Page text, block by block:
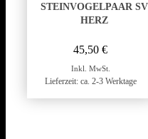
STEINVOGELPAAR SV
HERZ
45,50€
Inkl. MwSt.
Lieferzeit: ca. 2-3 Werktage